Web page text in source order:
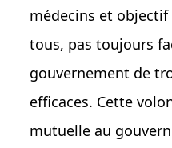
médecins et objectif
tous, pas toujours
gouvernement de
efficaces. Cette
mutuelle au